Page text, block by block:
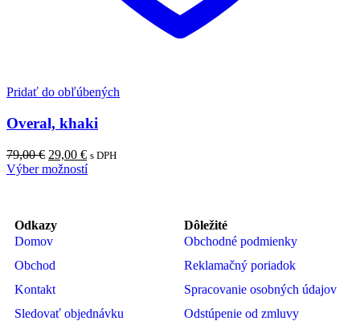
Pridať do obľúbených
Overal, khaki
79,00€ 29,00 € s DPH
Výber možností
Odkazy
Domov
Obchod
Kontakt
Sledovať objednávku
Dôležité
Obchodné podmienky
Reklamačný poriadok
Spracovanie osobných údajov
Odstúpenie od zmluvy